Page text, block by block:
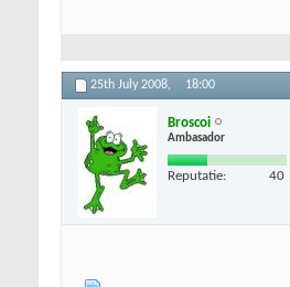
25th July 2008, 18:00
Broscoi
Ambasador
Reputatie: 40